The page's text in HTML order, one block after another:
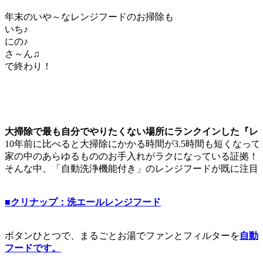
年末のいや～なレンジフードのお掃除も
いち♪
にの♪
さ～ん♫
で終わり！
大掃除で最も自分でやりたくない場所にランクインした『レ
10年前に比べると大掃除にかかる時間が3.5時間も短くなっ
家の中のあらゆるもののお手入れがラクになっている証拠！
そんな中、「自動洗浄機能付き」のレンジフードが既に注目
■クリナップ：洗エールレンジフード
ボタンひとつで、まるごとお湯でファンとフィルターを自動
フードです。